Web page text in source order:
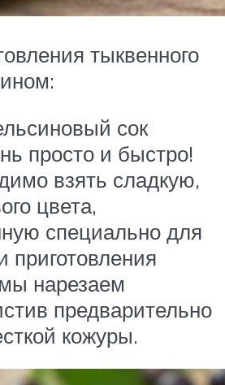
тыквенного
сок
просто и быстро!
взять сладкую,
цвета,
специально для
приготовления
нарезаем
предварительно
кожуры.